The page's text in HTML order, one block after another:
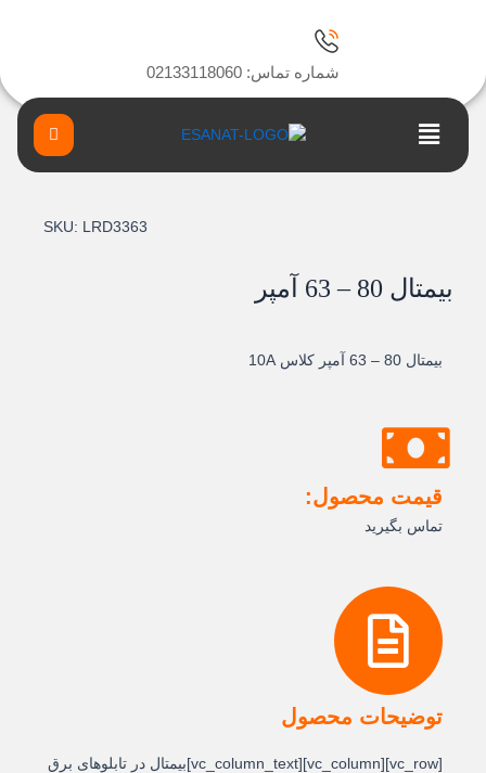
شماره تماس: 02133118060
Main
Menu
SKU: LRD3363
بيمتال 80 – 63 آمپر
بيمتال 80 – 63 آمپر کلاس 10A
قیمت محصول:
تماس بگیرید
توضیحات محصول
[vc_row][vc_column][vc_column_text]بیمتال در تابلوهای برق